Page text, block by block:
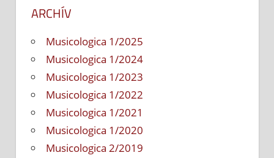
ARCHÍV
Musicologica 1/2025
Musicologica 1/2024
Musicologica 1/2023
Musicologica 1/2022
Musicologica 1/2021
Musicologica 1/2020
Musicologica 2/2019